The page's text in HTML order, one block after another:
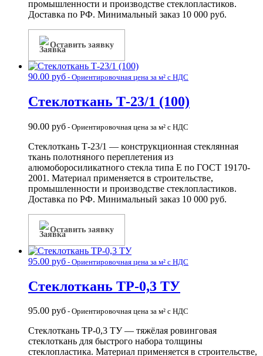
промышленности и производстве стеклопластиков.
Доставка по РФ. Минимальный заказ 10 000 руб.
Оставить заявку
90.00 руб - Ориентировочная цена за м² с НДС
Стеклоткань Т-23/1 (100)
90.00 руб - Ориентировочная цена за м² с НДС
Стеклоткань Т-23/1 — конструкционная стеклянная
ткань полотняного переплетения из
алюмоборосиликатного стекла типа Е по ГОСТ 19170-
2001. Материал применяется в строительстве,
промышленности и производстве стеклопластиков.
Доставка по РФ. Минимальный заказ 10 000 руб.
Оставить заявку
95.00 руб - Ориентировочная цена за м² с НДС
Стеклоткань ТР-0,3 ТУ
95.00 руб - Ориентировочная цена за м² с НДС
Стеклоткань ТР-0,3 ТУ — тяжёлая ровинговая
стеклоткань для быстрого набора толщины
стеклопластика. Материал применяется в строительстве,